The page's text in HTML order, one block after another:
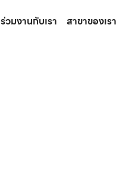
ร่วมงานกับเรา สาขาของเรา